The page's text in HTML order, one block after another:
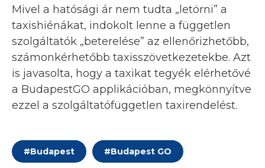
Mivel a hatósági ár nem tudta „letörni” a
taxishiénákat, indokolt lenne a független
szolgáltatók „beterelése” az ellenőrizhetőbb,
számonkérhetőbb taxisszövetkezetekbe. Azt
is javasolta, hogy a taxikat tegyék elérhetővé
a BudapestGO applikációban, megkönnyítve
ezzel a szolgáltatófüggetlen taxirendelést.
#Budapest #Budapest GO